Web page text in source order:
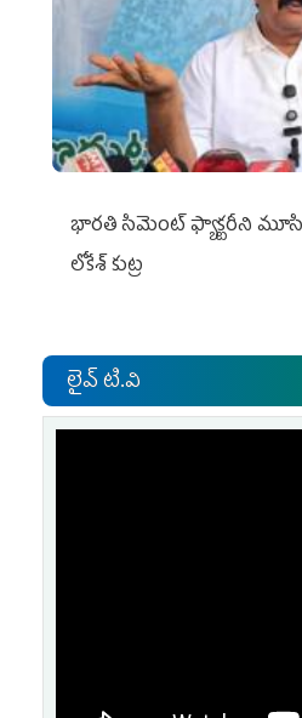
భారతి సిమెంట్ ఫ్యాక్టరీని
లోకేశ్ కుట్ర
లైవ్ టి.వి